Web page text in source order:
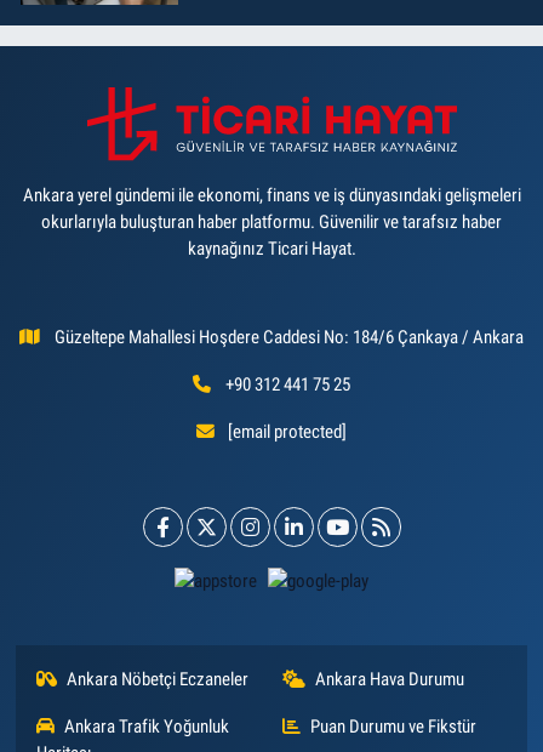
Ankara yerel gündemi ile ekonomi, finans ve iş dünyasındaki gelişmeleri
okurlarıyla buluşturan haber platformu. Güvenilir ve tarafsız haber
kaynağınız Ticari Hayat.
Güzeltepe Mahallesi Hoşdere Caddesi No: 184/6 Çankaya / Ankara
+90 312 441 75 25
[email protected]
Ankara Nöbetçi Eczaneler Ankara Hava Durumu
Ankara Trafik Yoğunluk
Puan Durumu ve Fikstür